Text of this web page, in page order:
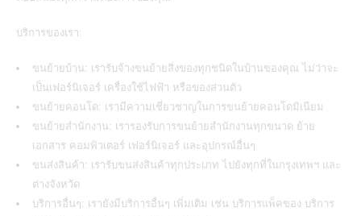
บริการของเรา:
ขนย้ายบ้าน: เรารับจ้างขนย้ายสิ่งของทุกชนิดในบ้านของคุณ ไม่ว่าจะ
เป็นเฟอร์นิเจอร์ เครื่องใช้ไฟฟ้า หรือของส่วนตัว
ขนย้ายคอนโด: เรามีความเชี่ยวชาญในการขนย้ายคอนโดมิเนียม
ขนย้ายสำนักงาน: เรารองรับการขนย้ายสำนักงานทุกขนาด ย้าย
เอกสาร คอมพิวเตอร์ เฟอร์นิเจอร์ และอุปกรณ์อื่นๆ
ขนส่งสินค้า: เรารับขนส่งสินค้าทุกประเภท ไปยังทุกที่ในกรุงเทพฯ และ
ต่างจังหวัด
บริการอื่นๆ: เรายังมีบริการอื่นๆ เพิ่มเติม เช่น บริการแพ็คของ บริการ